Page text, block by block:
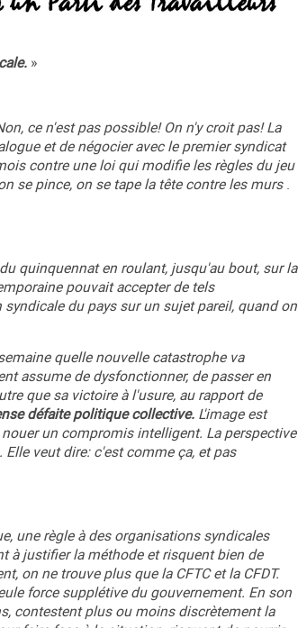
»
ce n'est pas possible! On n'y croit pas! La
et de négocier avec le premier syndicat
contre une loi qui modifie les règles du jeu
se pince, on se tape la tête contre les murs.
quinquennat en roulant, jusqu'au bout, sur la
pouvait accepter de tels
du pays sur un sujet pareil, quand on
quelle nouvelle catastrophe va
assume de dysfonctionner, de passer en
que sa victoire à l'usure, au rapport de
défaite politique collective. L'image est
un compromis intelligent. La perspective
veut dire: c'est comme ça, et pas
une règle à des organisations syndicales
à justifier la méthode et risquent bien de
on ne trouve plus que la CFTC et la CFDT.
force supplétive du gouvernement. En son
contestent plus ou moins discrètement la